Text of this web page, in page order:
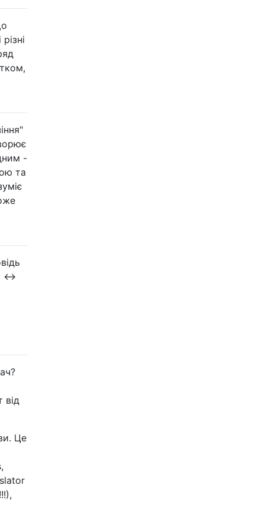
-
та
>
від
Це